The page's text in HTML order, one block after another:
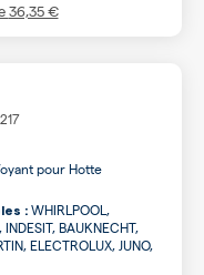
36,35 €
pour Hotte
: WHIRLPOOL,
BAUKNECHT,
ELECTROLUX, JUNO,